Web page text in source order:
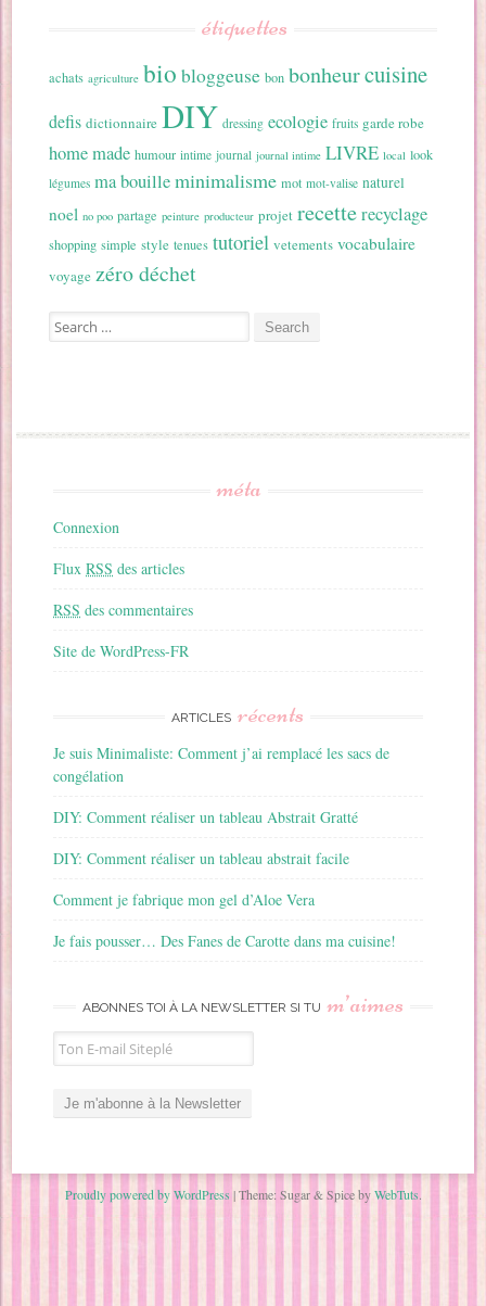
étiquettes
achats agriculture bio bloggeuse bon bonheurcuisine
defis dictionnaire DIY dressing ecologie fruits garde robe
home made humour intime journal journal intime LIVRE local look
légumes ma bouilleminimalisme mot mot-valise naturel
noel no poo partage peinture producteur projet recetterecyclage
shopping simple style tenues tutoriel vetements vocabulaire
voyage zéro déchet
Search for:
méta
Connexion
FluxRSS des articles
RSS des commentaires
Site de WordPress-FR
ARTICLES récents
Je suis Minimaliste: Comment j’ai remplacé les sacs de
congélation
DIY: Comment réaliser un tableau Abstrait Gratté
DIY: Comment réaliser un tableau abstrait facile
Comment je fabrique mon gel d’Aloe Vera
Je fais pousser… Des Fanes de Carotte dans ma cuisine!
ABONNES TOI À LA NEWSLETTER SI TU m’aimes
Proudly powered by WordPress |Theme: Sugar & Spice byWebTuts.